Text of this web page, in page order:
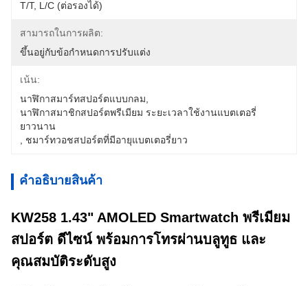
T/T, L/C (ต่อรองได้)
สามารถในการผลิต:
ขึ้นอยู่กับข้อกำหนดการปรับแต่ง
เน้น:
นาฬิกาสมาร์ทสปอร์ตแบบกลม
นาฬิกาสมาชิกสปอร์ตพรีเมียม ระยะเวลาใช้งานแบตเตอรี่
ยาวนาน
ชมาร์ทวอชสปอร์ตที่มีอายุแบตเตอรี่ยาว
คําอธิบายสินค้า
KW258 1.43" AMOLED Smartwatch พรีเมียม
สปอร์ต ดีไซน์ พร้อมการโทรผ่านบลูทูธ และ
คุณสมบัติระดับสูง